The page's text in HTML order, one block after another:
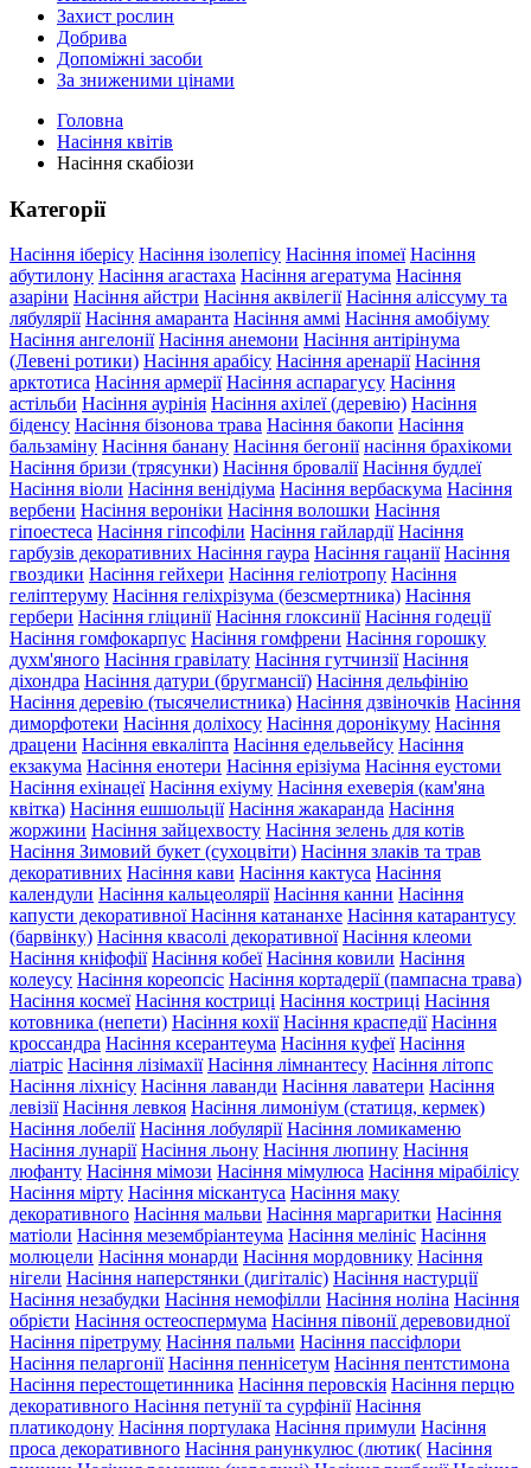
Захист рослин
Добрива
Допоміжні засоби
За зниженими цінами
Головна
Насіння квітів
Насіння скабіози
Категорії
Насіння іберісу Насіння ізолепісу Насіння іпомеї Насіння
абутилону Насіння агастаха Насіння агератума Насіння
азаріни Насіння айстри Насіння аквілегії Насіння аліссуму та
лябулярії Насіння амаранта Насіння аммі Насіння амобіуму
Насіння ангелонії Насіння анемони Насіння антірінума
(Левені ротики) Насіння арабісу Насіння аренарії Насіння
арктотиса Насіння армерії Насіння аспарагусу Насіння
астільби Насіння аурінія Насіння ахілеї (деревію) Насіння
біденсу Насіння бізонова трава Насіння бакопи Насіння
бальзаміну Насіння банану Насіння бегонії насіння брахікоми
Насіння бризи (трясунки) Насіння бровалії Насіння будлеї
Насіння віоли Насіння венідіума Насіння вербаскума Насіння
вербени Насіння вероніки Насіння волошки Насіння
гіпоестеса Насіння гіпсофіли Насіння гайлардії Насіння
гарбузів декоративних Насіння гаура Насіння гацанії Насіння
гвоздики Насіння гейхери Насіння геліотропу Насіння
геліптеруму Насіння геліхрізума (безсмертника) Насіння
гербери Насіння гліцинії Насіння глоксинії Насіння годеції
Насіння гомфокарпус Насіння гомфрени Насіння горошку
духм'яного Насіння гравілату Насіння гутчинзії Насіння
діхондра Насіння датури (бругмансії) Насіння дельфінію
Насіння деревію (тысячелистника) Насіння дзвіночків Насіння
диморфотеки Насіння доліхосу Насіння доронікуму Насіння
драцени Насіння евкаліпта Насіння едельвейсу Насіння
екзакума Насіння енотери Насіння ерізіума Насіння еустоми
Насіння ехінацеї Насіння ехіуму Насіння ехеверія (кам'яна
квітка) Насіння ешшольції Насіння жакаранда Насіння
жоржини Насіння зайцехвосту Насіння зелень для котів
Насіння Зимовий букет (сухоцвіти) Насіння злаків та трав
декоративних Насіння кави Насіння кактуса Насіння
календули Насіння кальцеолярії Насіння канни Насіння
капусти декоративноїНасіння катананхе Насіння катарантусу
(барвінку) Насіння квасолі декоративної Насіння клеоми
Насіння кніфофії Насіння кобеї Насіння ковили Насіння
колеусу Насіння кореопсіс Насіння кортадерії (пампасна трава)
Насіння космеї Насіння костриці Насіння костриці Насіння
котовника (непети) Насіння кохії Насіння краспедії Насіння
кроссандра Насіння ксерантеума Насіння куфеї Насіння
ліатріс Насіння лізімахії Насіння лімнантесу Насіння літопс
Насіння ліхнісу Насіння лаванди Насіння лаватери Насіння
левізії Насіння левкоя Насіння лимоніум (статиця, кермек)
Насіння лобелії Насіння лобулярії Насіння ломикаменю
Насіння лунарії Насіння льону Насіння люпину Насіння
люфанту Насіння мімози Насіння мімулюса Насіння мірабілісу
Насіння мірту Насіння міскантуса Насіння маку
декоративного Насіння мальви Насіння маргаритки Насіння
матіоли Насіння мезембріантеума Насіння мелініс Насіння
молюцели Насіння монарди Насіння мордовнику Насіння
нігели Насіння наперстянки (дигіталіс) Насіння настурції
Насіння незабудки Насіння немофілли Насіння ноліна Насіння
обрієти Насіння остеоспермума Насіння півонії деревовидної
Насіння піретруму Насіння пальми Насіння пассіфлори
Насіння пеларгонії Насіння пеннісетум Насіння пентстимона
Насіння перестощетинника Насіння перовскія Насіння перцю
декоративного Насіння петунії та сурфінії Насіння
платикодону Насіння портулака Насіння примули Насіння
проса декоративного Насіння ранункулюс (лютик( Насіння